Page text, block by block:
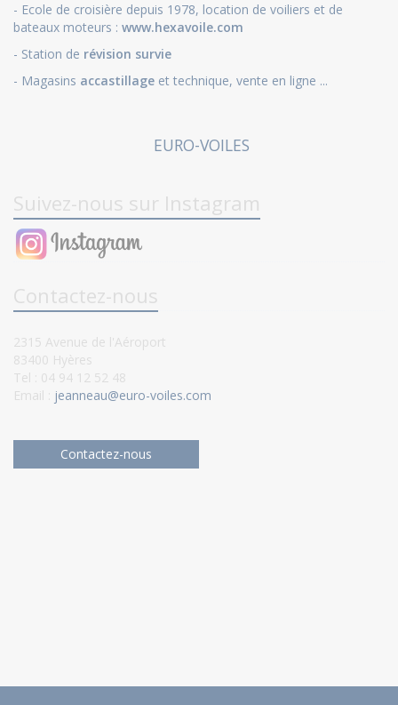
- Ecole de croisière depuis 1978, location de voiliers et de
bateaux moteurs : www.hexavoile.com
- Station de révision survie
- Magasins accastillage et technique, vente en ligne ...
EURO-VOILES
Suivez-nous sur Instagram
Contactez-nous
2315 Avenue de l'Aéroport
83400 Hyères
Tel : 04 94 12 52 48
Email :
jeanneau@euro-voiles.com
Contactez-nous